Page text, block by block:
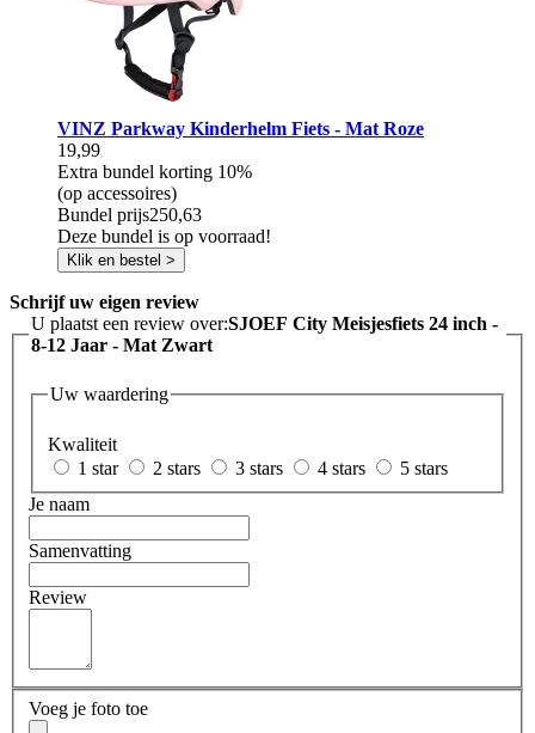
VINZ Parkway Kinderhelm Fiets - Mat Roze
19,99
Extra bundel korting 10%
(op accessoires)
Bundel prijs250,63
Deze bundel is op voorraad!
Klik en bestel >
Schrijf uw eigen review
U plaatst een review over:SJOEF City Meisjesfiets 24 inch -
8-12 Jaar - Mat Zwart
Uw waardering
Kwaliteit
1 star
2 stars 3 stars 4 stars
5 stars
Je naam
Samenvatting
Review
Voeg je foto toe